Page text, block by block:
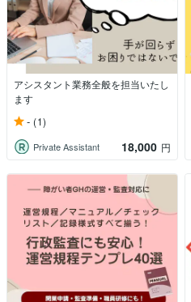
アシスタント業務全般を担当いたし
ます
- (1)
Private Assistant 18,000 円